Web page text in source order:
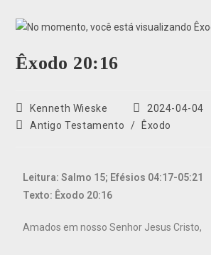
Êxodo 20:16
Kenneth Wieske
2024-04-04
Antigo Testamento
/ Êxodo
Leitura: Salmo 15; Efésios 04:17-05:21
Texto: Êxodo 20:16
Amados em nosso Senhor Jesus Cristo,